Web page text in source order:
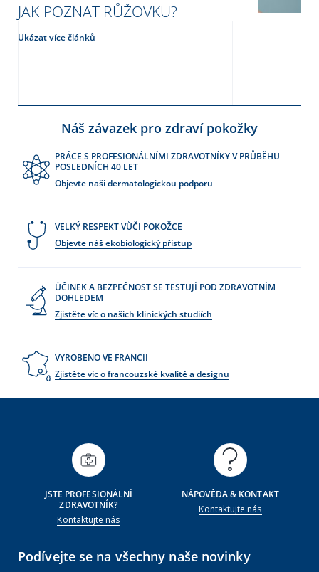
JAK POZNAT RŮŽOVKU?
Ukázat více článků
Náš závazek pro zdraví pokožky
PRÁCE S PROFESIONÁLNÍMI ZDRAVOTNÍKY V PRŮBĚHU
POSLEDNÍCH 40 LET
Objevte naši dermatologickou podporu
VELKÝ RESPEKT VŮČI POKOŽCE
Objevte náš ekobiologický přístup
ÚČINEK A BEZPEČNOST SE TESTUJÍ POD ZDRAVOTNÍM
DOHLEDEM
Zjistěte víc o našich klinických studiích
VYROBENO VE FRANCII
Zjistěte víc o francouzské kvalitě a designu
JSTE PROFESIONÁLNÍ
ZDRAVOTNÍK?
Kontaktujte nás
NÁPOVĚDA & KONTAKT
Kontaktujte nás
Podívejte se na všechny naše novinky